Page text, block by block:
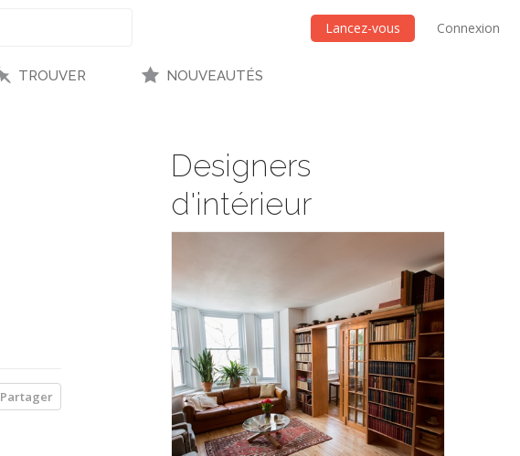
Lancez-vous Connexion
TROUVER NOUVEAUTÉS
Designers
d'intérieur
Partager